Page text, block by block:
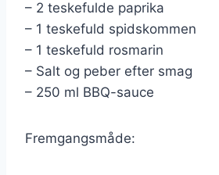
– 2 teskefulde paprika
– 1 teskefuld spidskommen
– 1 teskefuld rosmarin
– Salt og peber efter smag
– 250 ml BBQ-sauce
Fremgangsmåde: